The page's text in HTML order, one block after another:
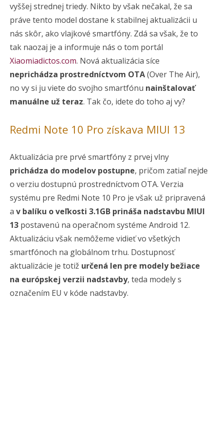
vyššej strednej triedy. Nikto by však nečakal, že sa
práve tento model dostane k stabilnej aktualizácii u
nás skôr, ako vlajkové smartfóny. Zdá sa však, že to
tak naozaj je a informuje nás o tom portál
Xiaomiadictos.com. Nová aktualizácia síce
neprichádza prostredníctvom OTA(Over The Air),
no vy si ju viete do svojho smartfónu nainštalovať
manuálne už teraz. Tak čo, idete do toho aj vy?
Redmi Note 10 Pro získava MIUI 13
Aktualizácia pre prvé smartfóny z prvej vlny
prichádza do modelov postupne, pričom zatiaľ nejde
o verziu dostupnú prostredníctvom OTA. Verzia
systému pre Redmi Note 10 Pro je však už pripravená
a v balíku o veľkosti 3.1GB prináša nadstavbu MIUI
13 postavenú na operačnom systéme Android 12.
Aktualizáciu však nemôžeme vidieť vo všetkých
smartfónoch na globálnom trhu. Dostupnosť
aktualizácie je totiž určená len pre modely bežiace
na európskej verzii nadstavby, teda modely s
označením EU v kóde nadstavby.